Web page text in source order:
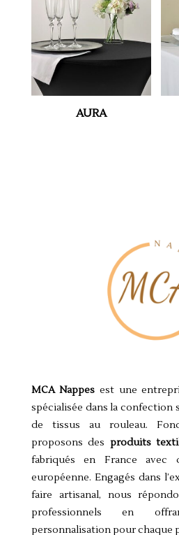
AURA
MCA Nappes est une
spécialisée dans la confection
de tissus au rouleau.
proposons des produits
fabriqués en France avec
européenne. Engagés dans
faire artisanal, nous
professionnels en
personnalisation pour chaque